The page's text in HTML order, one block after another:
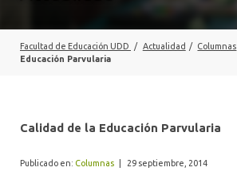
POSTGRADO Y EDUCACIÓN CONTINUA
Facultad de Educación UDD / Actualidad / Columnas
Educación Parvularia
Calidad de la Educación Parvularia
Publicado en: Columnas 29 septiembre, 2014